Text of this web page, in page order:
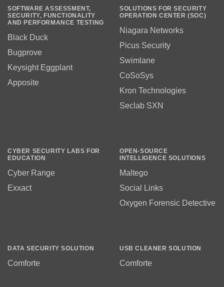
SOFTWARE ASSESSMENT,
SECURITY, FUNCTIONALITY
AND PERFORMANCE TESTING
Black Duck
Bugprove
Keysight Eggplant
Apposite
SOLUTIONS FOR SECURITY
OPERATION CENTER (SOC)
Niagara Networks
Picus Security
Swimlane
CoSoSys
Kron Technologies
Seclab SXN
CYBER SECURITY LABS FOR
EDUCATION
Cyber Range
Exxact
OPEN-SOURCE
INTELLIGENCE SOLUTIONS
Maltego
Social Links
Oxygen Forensic Detective
DATA SECURITY SOLUTION
Comforte
USB CLEANER SOLUTION
Comforte